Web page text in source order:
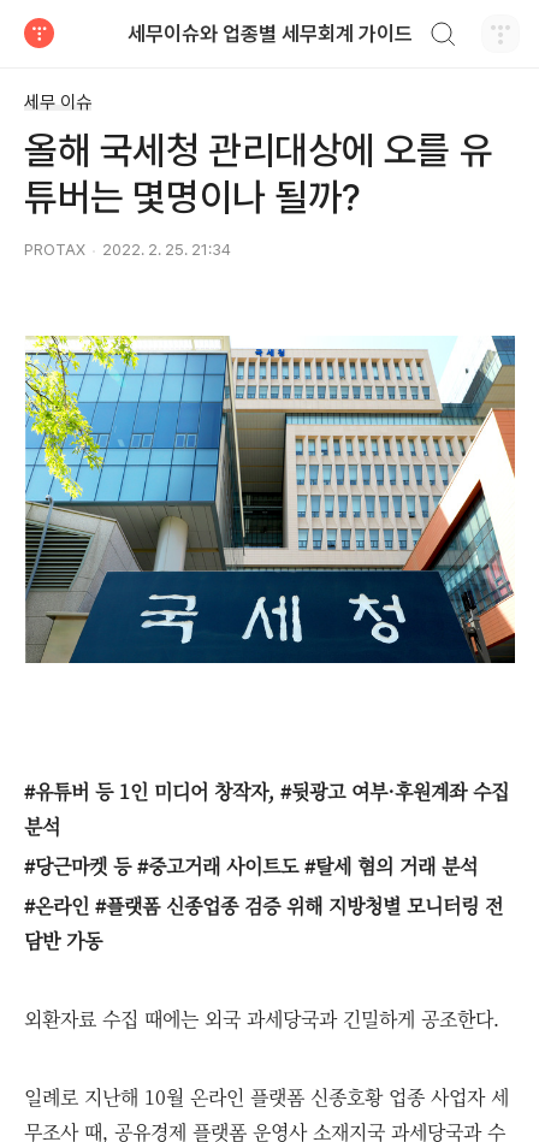
세무이슈와 업종별 세무회계 가이드
세무 이슈
올해 국세청 관리대상에 오를 유
튜버는 몇명이나 될까?
PROTAX 2022. 2. 25. 21:34
#유튜버 등 1인 미디어 창작자, #뒷광고 여부·후원계좌 수집
분석
#당근마켓 등 #중고거래 사이트도 #탈세 혐의 거래 분석
#온라인 #플랫폼 신종업종 검증 위해 지방청별 모니터링 전
담반 가동
외환자료 수집 때에는 외국 과세당국과 긴밀하게 공조한다.
일례로 지난해 10월 온라인 플랫폼 신종호황 업종 사업자 세
무조사 때, 공유경제 플랫폼 운영사 소재지국 과세당국과 수